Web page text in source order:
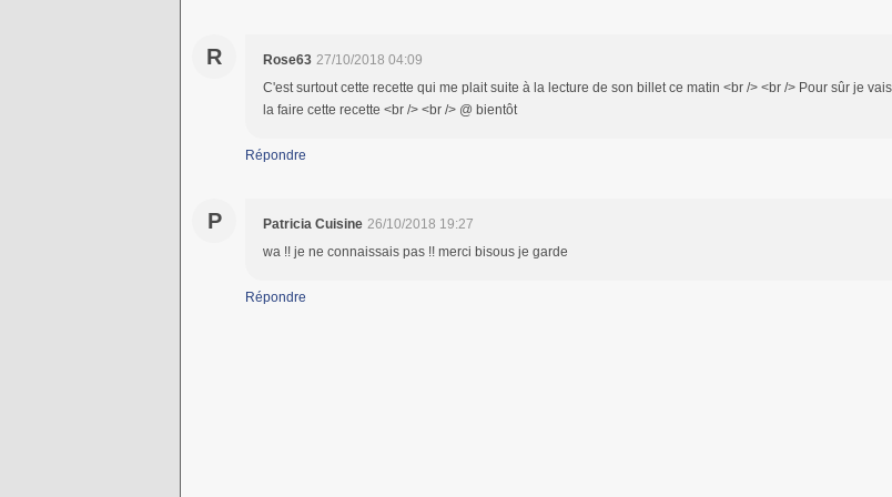
R Rose63 27/10/2018 04:09
C'est surtout cette recette qui me plait suite à la lecture de son billet ce matin <br /> <br /> Pour sûr je vais
la faire cette recette <br /> <br /> @ bientôt
Répondre
P Patricia Cuisine 26/10/2018 19:27
wa !! je ne connaissais pas !! merci bisous je garde
Répondre